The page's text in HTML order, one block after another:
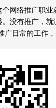
个网络推广职业
没有推广，就
广日常的工作，